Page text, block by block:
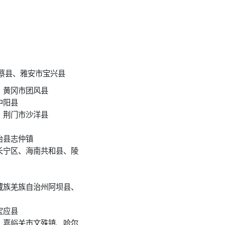
县、雅安市宝兴县
黄冈市团风县
阳县
荆门市沙洋县
县志仲镇
区、海南共和县、陵
羌族自治州阿坝县、
应县
峪关市文殊镇、哈尔